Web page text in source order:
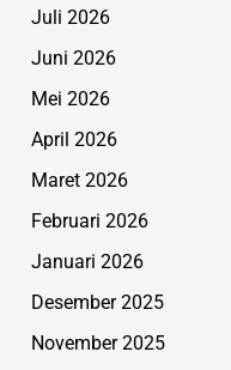
Juli 2026
Juni 2026
Mei 2026
April 2026
Maret 2026
Februari 2026
Januari 2026
Desember 2025
November 2025